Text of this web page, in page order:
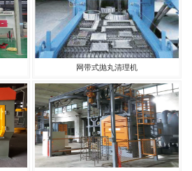
网带式抛丸清理机